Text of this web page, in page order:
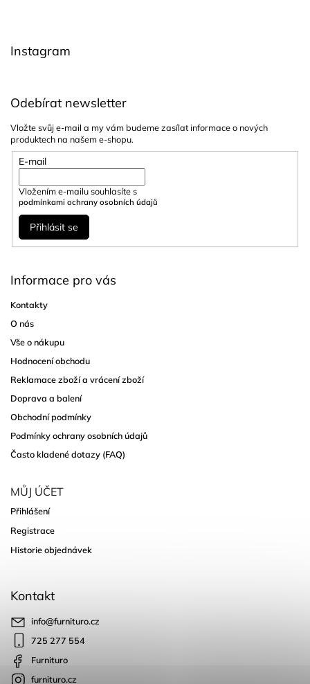
Instagram
Odebírat newsletter
Vložte svůj e-mail a my vám budeme zasílat informace o nových
produktech na našem e-shopu.
E-mail
Vložením e-mailu souhlasíte s
podmínkami ochrany osobních údajů
Přihlásit se
Informace pro vás
Kontakty
O nás
Vše o nákupu
Hodnocení obchodu
Reklamace zboží a vrácení zboží
Doprava a balení
Obchodní podmínky
Podmínky ochrany osobních údajů
Často kladené dotazy (FAQ)
MŮJ ÚČET
Přihlášení
Registrace
Historie objednávek
Kontakt
info@furnituro.cz
725 277 554
Furnituro
furnituro.cz